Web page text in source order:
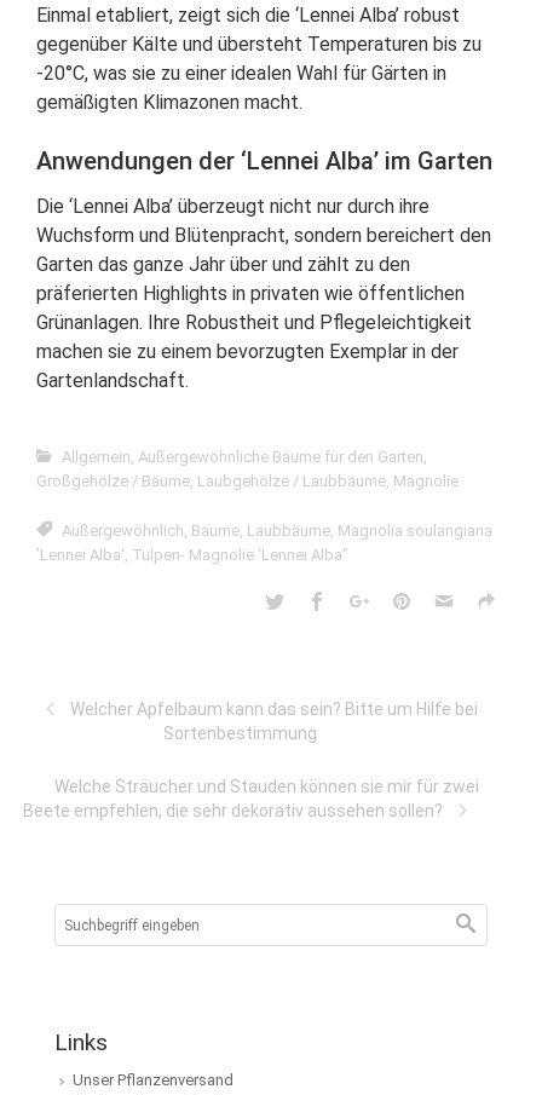
Einmal etabliert, zeigt sich die ‘Lennei Alba’ robust
gegenüber Kälte und übersteht Temperaturen bis zu
-20°C, was sie zu einer idealen Wahl für Gärten in
gemäßigten Klimazonen macht.
Anwendungen der ‘Lennei Alba’ im Garten
Die ‘Lennei Alba’ überzeugt nicht nur durch ihre
Wuchsform und Blütenpracht, sondern bereichert den
Garten das ganze Jahr über und zählt zu den
präferierten Highlights in privaten wie öffentlichen
Grünanlagen. Ihre Robustheit und Pflegeleichtigkeit
machen sie zu einem bevorzugten Exemplar in der
Gartenlandschaft.
Allgemein, Außergewöhnliche Bäume für den Garten,
Großgehölze / Bäume, Laubgehölze / Laubbäume, Magnolie
Außergewöhnlich, Bäume, Laubbäume, Magnolia soulangiana
’Lennei Alba‘, Tulpen- Magnolie ‘Lennei Alba’’
Welcher Apfelbaum kann das sein? Bitte um Hilfe bei
Sortenbestimmung
Welche Sträucher und Stauden können sie mir für zwei
Beete empfehlen, die sehr dekorativ aussehen sollen?
Links
Unser Pflanzenversand